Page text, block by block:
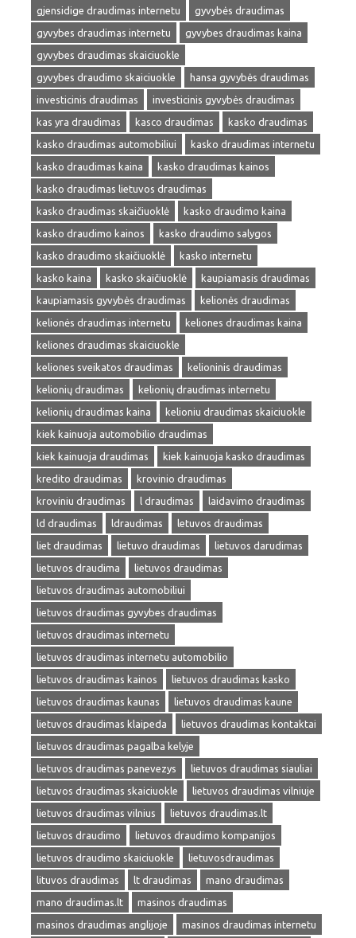
gjensidige draudimas internetu
gyvybės draudimas
gyvybes draudimas internetu
gyvybes draudimas kaina
gyvybes draudimas skaiciuokle
gyvybes draudimo skaiciuokle
hansa gyvybės draudimas
investicinis draudimas
investicinis gyvybės draudimas
kas yra draudimas
kasco draudimas
kasko draudimas
kasko draudimas automobiliui
kasko draudimas internetu
kasko draudimas kaina
kasko draudimas kainos
kasko draudimas lietuvos draudimas
kasko draudimas skaičiuoklė
kasko draudimo kaina
kasko draudimo kainos
kasko draudimo salygos
kasko draudimo skaičiuoklė
kasko internetu
kasko kaina
kasko skaičiuoklė
kaupiamasis draudimas
kaupiamasis gyvybės draudimas
kelionės draudimas
kelionės draudimas internetu
keliones draudimas kaina
keliones draudimas skaiciuokle
keliones sveikatos draudimas
kelioninis draudimas
kelionių draudimas
kelionių draudimas internetu
kelionių draudimas kaina
kelioniu draudimas skaiciuokle
kiek kainuoja automobilio draudimas
kiek kainuoja draudimas
kiek kainuoja kasko draudimas
kredito draudimas
krovinio draudimas
kroviniu draudimas
l draudimas
laidavimo draudimas
ld draudimas
ldraudimas
letuvos draudimas
liet draudimas
lietuvo draudimas
lietuvos darudimas
lietuvos draudima
lietuvos draudimas
lietuvos draudimas automobiliui
lietuvos draudimas gyvybes draudimas
lietuvos draudimas internetu
lietuvos draudimas internetu automobilio
lietuvos draudimas kainos
lietuvos draudimas kasko
lietuvos draudimas kaunas
lietuvos draudimas kaune
lietuvos draudimas klaipeda
lietuvos draudimas kontaktai
lietuvos draudimas pagalba kelyje
lietuvos draudimas panevezys
lietuvos draudimas siauliai
lietuvos draudimas skaiciuokle
lietuvos draudimas vilniuje
lietuvos draudimas vilnius
lietuvos draudimas.lt
lietuvos draudimo
lietuvos draudimo kompanijos
lietuvos draudimo skaiciuokle
lietuvosdraudimas
lituvos draudimas
lt draudimas
mano draudimas
mano draudimas.lt
masinos draudimas
masinos draudimas anglijoje
masinos draudimas internetu